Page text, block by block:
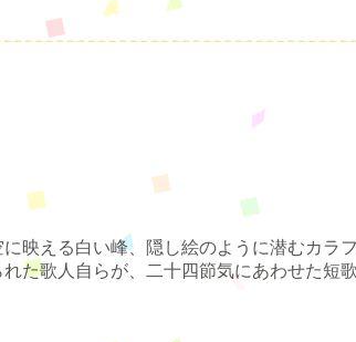
映える白い峰、隠し絵のように潜むカラ
た歌人自らが、二十四節気にあわせた短